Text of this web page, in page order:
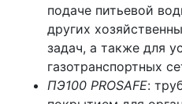
подаче питьевой
других
задач, а также для
газотранспортных
ПЭ100 PROSAFE: